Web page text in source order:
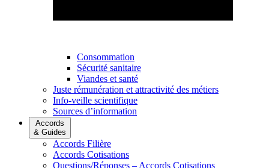
Consommation
Sécurité sanitaire
Viandes et santé
Juste rémunération et attractivité des métiers
Info-veille scientifique
Sources d’information
Accords
& Guides
Accords Filière
Accords Cotisations
Questions/Réponses – Accords Cotisations